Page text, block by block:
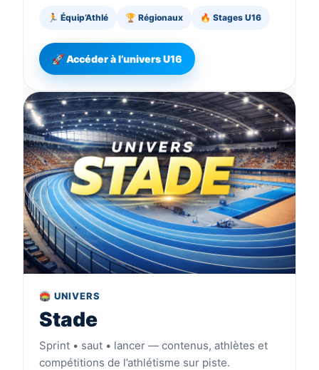
🏃 Équip’Athlé 🏆 Régionaux 🔥 Stages U16
🚀 Accéder à l’univers U16
🏟️ UNIVERS
Stade
Sprint • saut • lancer — contenus, athlètes et
compétitions de l’athlétisme sur piste.